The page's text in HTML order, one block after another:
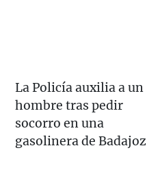
La Policía auxilia a un
hombre tras pedir
socorro en una
gasolinera de Badajoz